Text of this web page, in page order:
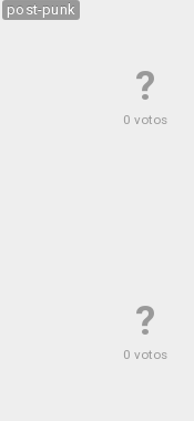
post-punk
?
0 votos
?
0 votos